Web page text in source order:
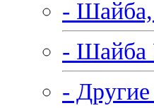
- Шайба,
- Шайба
-